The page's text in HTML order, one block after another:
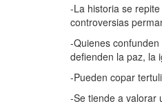
-La historia se
controversias
-Quienes
defienden la paz, la
-Pueden copar
-Se tiende a valorar